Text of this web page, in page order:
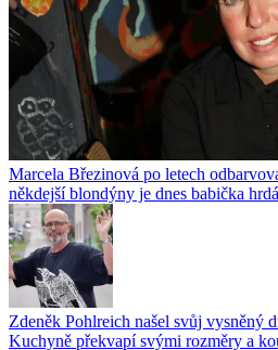
Marcela Březinová po letech
někdejší blondýny je dnes babička
Zdeněk Pohlreich našel svůj vysněný
Kuchyně překvapí svými rozměry a